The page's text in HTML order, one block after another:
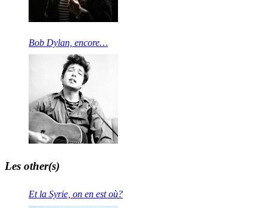
Bob Dylan, encore…
Les other(s)
Et la Syrie, on en est où?